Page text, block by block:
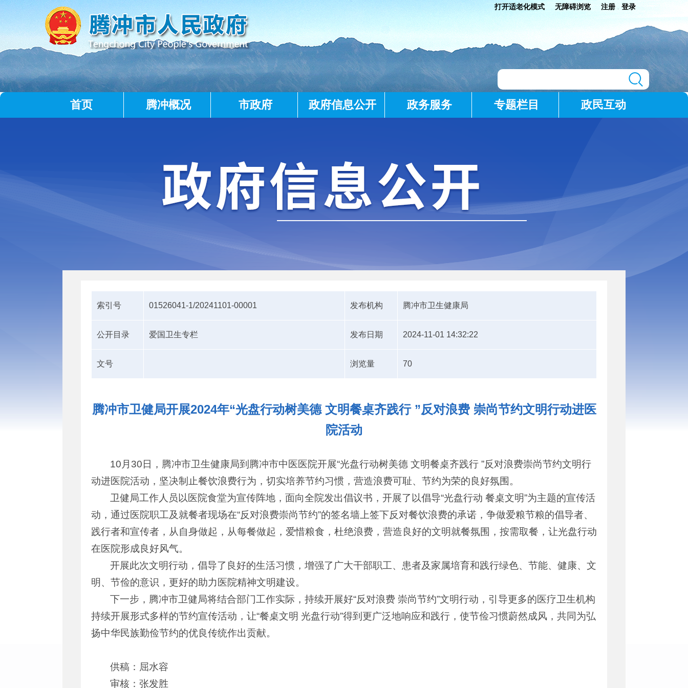
打开适老化模式 无障碍浏览 注册 登录
首页 腾冲概况 市政府 政府信息公开 政务服务 专题栏目 政民互动
索引号 01526041-1/20241101-00001 发布机构 腾冲市卫生健康局
公开目录 爱国卫生专栏 发布日期 2024-11-01 14:32:22
文号 浏览量 70
腾冲市卫健局开展2024年“光盘行动树美德 文明餐桌齐践行 ”反对浪费 崇尚节约文明行动进医
院活动
10月30日，腾冲市卫生健康局到腾冲市中医医院开展“光盘行动树美德 文明餐桌齐践行 ”反对浪费崇尚节约文明行
动进医院活动，坚决制止餐饮浪费行为，切实培养节约习惯，营造浪费可耻、节约为荣的良好氛围。
卫健局工作人员以医院食堂为宣传阵地，面向全院发出倡议书，开展了以倡导“光盘行动 餐桌文明”为主题的宣传活
动，通过医院职工及就餐者现场在“反对浪费崇尚节约”的签名墙上签下反对餐饮浪费的承诺，争做爱粮节粮的倡导者、
践行者和宣传者，从自身做起，从每餐做起，爱惜粮食，杜绝浪费，营造良好的文明就餐氛围，按需取餐，让光盘行动
在医院形成良好风气。
开展此次文明行动，倡导了良好的生活习惯，增强了广大干部职工、患者及家属培育和践行绿色、节能、健康、文
明、节俭的意识，更好的助力医院精神文明建设。
下一步，腾冲市卫健局将结合部门工作实际，持续开展好“反对浪费 崇尚节约”文明行动，引导更多的医疗卫生机构
持续开展形式多样的节约宣传活动，让“餐桌文明 光盘行动”得到更广泛地响应和践行，使节俭习惯蔚然成风，共同为弘
扬中华民族勤俭节约的优良传统作出贡献。
供稿：屈水容
审核：张发胜